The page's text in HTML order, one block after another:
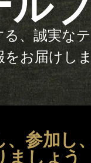
、誠実なテ
お届けしま
、参加し
ましょう